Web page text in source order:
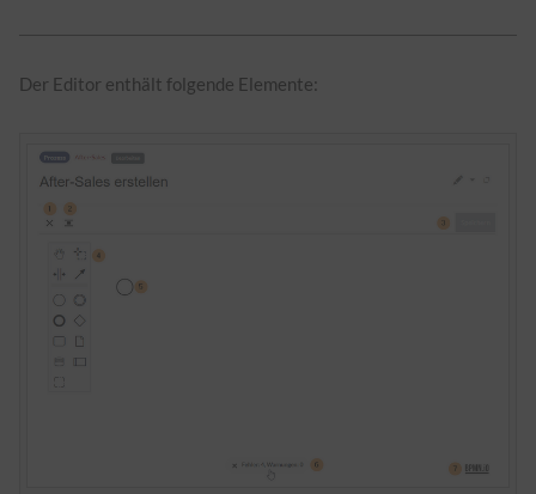
Der Editor enthält folgende Elemente: